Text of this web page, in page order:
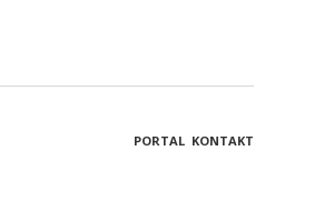
PORTAL KONTAKT